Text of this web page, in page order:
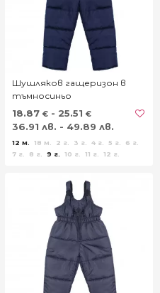
Шушляков гащеризон в
тъмносиньо
18.87 € - 25.51 €
36.91 лв. - 49.89 лв.
12 м. 18 м. 2 г. 3 г. 4 г. 5 г.
6 г.
7 г.
8 г. 9 г. 10 г. 11 г. 12 г.